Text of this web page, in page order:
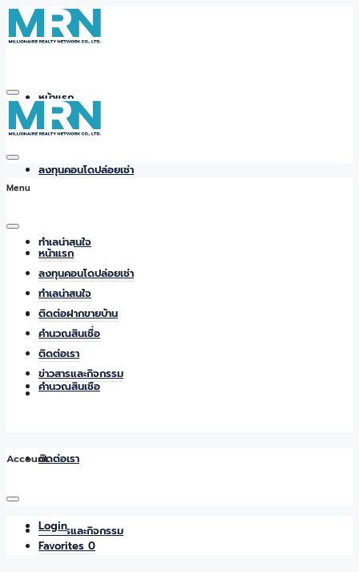
หน้าแรก
ลงทุนคอนโดปล่อยเช่า
ทำเลน่าสนใจ
ติดต่อฝากขายบ้าน
คำนวณสินเชื่อ
ติดต่อเรา
ข่าวสารและกิจกรรม
Menu
หน้าแรก
ลงทุนคอนโดปล่อยเช่า
ทำเลน่าสนใจ
ติดต่อฝากขายบ้าน
คำนวณสินเชื่อ
ติดต่อเรา
ข่าวสารและกิจกรรม
Account
Login
Favorites 0